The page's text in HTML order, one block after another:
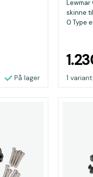
På lager
skinne
0 Type
1 variant